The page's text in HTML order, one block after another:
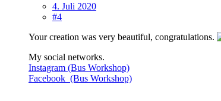
4. Juli 2020
#4
Your creation was very beautiful, congratulations.
My social networks.
Instagram (Bus Workshop)
Facebook (Bus Workshop)